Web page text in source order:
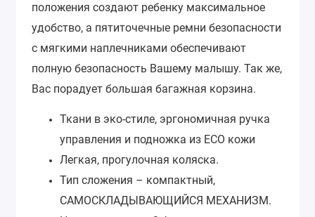
положения создают ребенку максимальное
удобство, а пятиточечные ремни безопасности
с мягкими наплечниками обеспечивают
полную безопасность Вашему малышу. Так же,
Вас порадует большая багажная корзина.
Ткани в эко-стиле, эргономичная ручка
управления и подножка из ECO кожи
Легкая, прогулочная коляска.
Тип сложения – компактный,
САМОСКЛАДЫВАЮЩИЙСЯ МЕХАНИЗМ.